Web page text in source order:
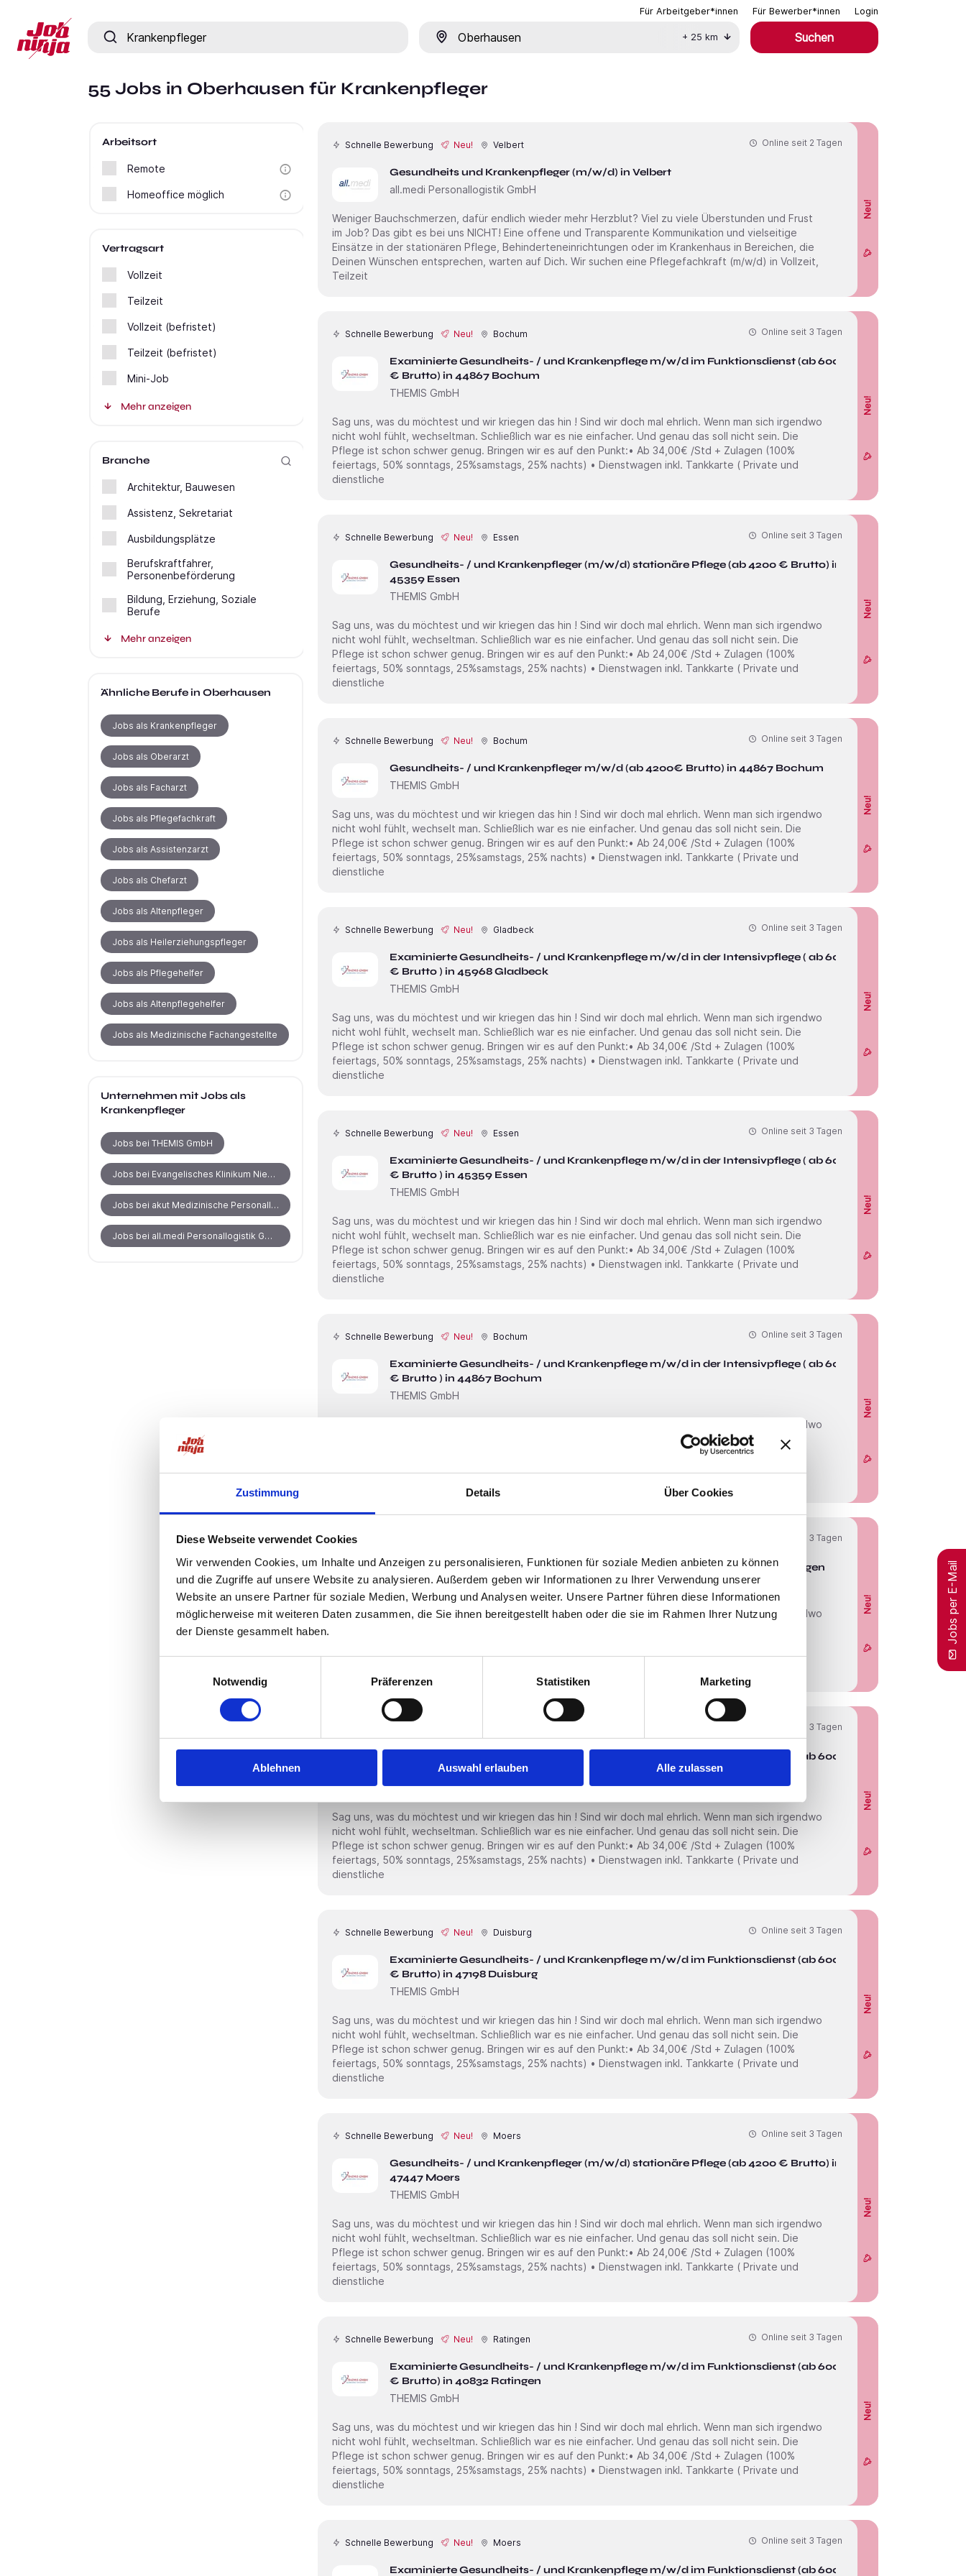
Zustimmung Details Über Cookies
Diese Webseite verwendet Cookies
Wir verwenden Cookies, um Inhalte und Anzeigen zu personalisieren, Funktionen für soziale Medien anbieten zu können
und die Zugriffe auf unsere Website zu analysieren. Außerdem geben wir Informationen zu Ihrer Verwendung unserer
Website an unsere Partner für soziale Medien, Werbung und Analysen weiter. Unsere Partner führen diese Informationen
möglicherweise mit weiteren Daten zusammen, die Sie ihnen bereitgestellt haben oder die sie im Rahmen Ihrer Nutzung
der Dienste gesammelt haben.
Notwendig
Präferenzen Statistiken Marketing
Ablehnen Auswahl erlauben Alle zulassen
Für Arbeitgeber*innen Für Bewerber*innen Login
Jobtitel, Fähigkeit oder Firma
+ 25 km Suchen
55 Jobs in Oberhausen für Krankenpfleger
Schnelle Bewerbung Neu! Velbert
Gesundheits und Krankenpfleger (m/w/d) in Velbert
all.medi Personallogistik GmbH
Neu!
Online seit 2 Tagen
Weniger Bauchschmerzen, dafür endlich wieder mehr Herzblut? Viel zu viele Überstunden und Frust
im Job? Das gibt es bei uns NICHT! Eine offene und Transparente Kommunikation und vielseitige
Einsätze in der stationären Pflege, Behinderteneinrichtungen oder im Krankenhaus in Bereichen, die
Deinen Wünschen entsprechen, warten auf Dich. Wir suchen eine Pflegefachkraft (m/w/d) in Vollzeit,
Teilzeit
Schnelle Bewerbung Neu! Bochum
Examinierte Gesundheits- / und Krankenpflege m/w/d im Funktionsdienst (ab 6000
€ Brutto) in 44867 Bochum
THEMIS GmbH
Neu!
Online seit 3 Tagen
Sag uns, was du möchtest und wir kriegen das hin ! Sind wir doch mal ehrlich. Wenn man sich irgendwo
nicht wohl fühlt, wechseltman. Schließlich war es nie einfacher. Und genau das soll nicht sein. Die
Pflege ist schon schwer genug. Bringen wir es auf den Punkt:• Ab 34,00€ /Std + Zulagen (100%
feiertags, 50% sonntags, 25%samstags, 25% nachts) • Dienstwagen inkl. Tankkarte ( Private und
dienstliche
Schnelle Bewerbung Neu! Essen
Gesundheits- / und Krankenpfleger (m/w/d) stationäre Pflege (ab 4200 € Brutto) in
45359 Essen
THEMIS GmbH
Neu!
Online seit 3 Tagen
Sag uns, was du möchtest und wir kriegen das hin ! Sind wir doch mal ehrlich. Wenn man sich irgendwo
nicht wohl fühlt, wechseltman. Schließlich war es nie einfacher. Und genau das soll nicht sein. Die
Pflege ist schon schwer genug. Bringen wir es auf den Punkt:• Ab 24,00€ /Std + Zulagen (100%
feiertags, 50% sonntags, 25%samstags, 25% nachts) • Dienstwagen inkl. Tankkarte ( Private und
dienstliche
Schnelle Bewerbung Neu! Bochum
Gesundheits- / und Krankenpfleger m/w/d (ab 4200€ Brutto) in 44867 Bochum
THEMIS GmbH
Neu!
Online seit 3 Tagen
Sag uns, was du möchtest und wir kriegen das hin ! Sind wir doch mal ehrlich. Wenn man sich irgendwo
nicht wohl fühlt, wechselt man. Schließlich war es nie einfacher. Und genau das soll nicht sein. Die
Pflege ist schon schwer genug. Bringen wir es auf den Punkt:• Ab 24,00€ /Std + Zulagen (100%
feiertags, 50% sonntags, 25%samstags, 25% nachts) • Dienstwagen inkl. Tankkarte ( Private und
dienstliche
Schnelle Bewerbung Neu! Gladbeck
Examinierte Gesundheits- / und Krankenpflege m/w/d in der Intensivpflege ( ab 6000
€ Brutto ) in 45968 Gladbeck
THEMIS GmbH
Neu!
Online seit 3 Tagen
Sag uns, was du möchtest und wir kriegen das hin ! Sind wir doch mal ehrlich. Wenn man sich irgendwo
nicht wohl fühlt, wechselt man. Schließlich war es nie einfacher. Und genau das soll nicht sein. Die
Pflege ist schon schwer genug. Bringen wir es auf den Punkt:• Ab 34,00€ /Std + Zulagen (100%
feiertags, 50% sonntags, 25%samstags, 25% nachts) • Dienstwagen inkl. Tankkarte ( Private und
dienstliche
Schnelle Bewerbung Neu! Essen
Examinierte Gesundheits- / und Krankenpflege m/w/d in der Intensivpflege ( ab 6000
€ Brutto ) in 45359 Essen
THEMIS GmbH
Neu!
Online seit 3 Tagen
Sag uns, was du möchtest und wir kriegen das hin ! Sind wir doch mal ehrlich. Wenn man sich irgendwo
nicht wohl fühlt, wechselt man. Schließlich war es nie einfacher. Und genau das soll nicht sein. Die
Pflege ist schon schwer genug. Bringen wir es auf den Punkt:• Ab 34,00€ /Std + Zulagen (100%
feiertags, 50% sonntags, 25%samstags, 25% nachts) • Dienstwagen inkl. Tankkarte ( Private und
dienstliche
Schnelle Bewerbung Neu! Bochum
Examinierte Gesundheits- / und Krankenpflege m/w/d in der Intensivpflege ( ab 6000
€ Brutto ) in 44867 Bochum
THEMIS GmbH
Neu!
Online seit 3 Tagen
Schnelle Bewerbung
Gesundheits- / und Krankenpfleger m/w/d (ab 4200€ Brutto) in 40832 Ratingen
THEMIS GmbH
Neu!
3 Tagen
Sag uns, was du möchtest und wir kriegen das hin ! Sind wir doch mal ehrlich. Wenn man sich irgendwo
feiertags, 50% sonntags, 25%samstags, 25% nachts) • Dienstwagen inkl. Tankkarte ( Private und
Examinierte Gesundheits- / und Krankenpflege m/w/d im Funktionsdienst (ab 6000
€ Brutto) in 46244 Bottrop
THEMIS GmbH
Neu!
3 Tagen
Sag uns, was du möchtest und wir kriegen das hin ! Sind wir doch mal ehrlich. Wenn man sich irgendwo
nicht wohl fühlt, wechseltman. Schließlich war es nie einfacher. Und genau das soll nicht sein. Die
Pflege ist schon schwer genug. Bringen wir es auf den Punkt:• Ab 34,00€ /Std + Zulagen (100%
feiertags, 50% sonntags, 25%samstags, 25% nachts) • Dienstwagen inkl. Tankkarte ( Private und
dienstliche
Schnelle Bewerbung Neu! Duisburg
Examinierte Gesundheits- / und Krankenpflege m/w/d im Funktionsdienst (ab 6000
€ Brutto) in 47198 Duisburg
THEMIS GmbH
Neu!
Online seit 3 Tagen
Sag uns, was du möchtest und wir kriegen das hin ! Sind wir doch mal ehrlich. Wenn man sich irgendwo
nicht wohl fühlt, wechseltman. Schließlich war es nie einfacher. Und genau das soll nicht sein. Die
Pflege ist schon schwer genug. Bringen wir es auf den Punkt:• Ab 34,00€ /Std + Zulagen (100%
feiertags, 50% sonntags, 25%samstags, 25% nachts) • Dienstwagen inkl. Tankkarte ( Private und
dienstliche
Schnelle Bewerbung Neu! Moers
Gesundheits- / und Krankenpfleger (m/w/d) stationäre Pflege (ab 4200 € Brutto) in
47447 Moers
THEMIS GmbH
Neu!
Online seit 3 Tagen
Sag uns, was du möchtest und wir kriegen das hin ! Sind wir doch mal ehrlich. Wenn man sich irgendwo
nicht wohl fühlt, wechseltman. Schließlich war es nie einfacher. Und genau das soll nicht sein. Die
Pflege ist schon schwer genug. Bringen wir es auf den Punkt:• Ab 24,00€ /Std + Zulagen (100%
feiertags, 50% sonntags, 25%samstags, 25% nachts) • Dienstwagen inkl. Tankkarte ( Private und
dienstliche
Schnelle Bewerbung Neu! Ratingen
Examinierte Gesundheits- / und Krankenpflege m/w/d im Funktionsdienst (ab 6000
€ Brutto) in 40832 Ratingen
THEMIS GmbH
Neu!
Online seit 3 Tagen
Sag uns, was du möchtest und wir kriegen das hin ! Sind wir doch mal ehrlich. Wenn man sich irgendwo
nicht wohl fühlt, wechseltman. Schließlich war es nie einfacher. Und genau das soll nicht sein. Die
Pflege ist schon schwer genug. Bringen wir es auf den Punkt:• Ab 34,00€ /Std + Zulagen (100%
feiertags, 50% sonntags, 25%samstags, 25% nachts) • Dienstwagen inkl. Tankkarte ( Private und
dienstliche
Schnelle Bewerbung Neu! Moers
Examinierte Gesundheits- / und Krankenpflege m/w/d im Funktionsdienst (ab 6000
Online seit 3 Tagen
Arbeitsort
Remote
Homeoffice möglich
Vertragsart
Vollzeit
Teilzeit
Vollzeit (befristet)
Teilzeit (befristet)
Mini-Job
Mehr anzeigen
Branche
Architektur, Bauwesen
Assistenz, Sekretariat
Ausbildungsplätze
Berufskraftfahrer,
Personenbeförderung
Bildung, Erziehung, Soziale
Berufe
Mehr anzeigen
Ähnliche Berufein Oberhausen
Jobs als Krankenpfleger
Jobs als Oberarzt
Jobs als Facharzt
Jobs als Pflegefachkraft
Jobs als Assistenzarzt
Jobs als Chefarzt
Jobs als Altenpfleger
Jobs als Heilerziehungspfleger
Jobs als Pflegehelfer
Jobs als Altenpflegehelfer
Jobs als Medizinische Fachangestellte
Unternehmen mit Jobs als
Krankenpfleger
Jobs bei THEMIS GmbH
Jobs bei Evangelisches Klinikum Niederrhein gGmbH
Jobs bei akut Medizinische Personallogistik GmbH
Jobs bei all.medi Personallogistik GmbH
Jobs per E-Mail